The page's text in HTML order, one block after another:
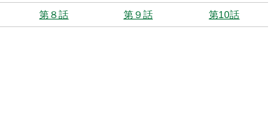
第８話 第９話 第10話